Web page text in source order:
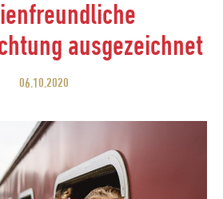
ausgezeichnet
06.10.2020